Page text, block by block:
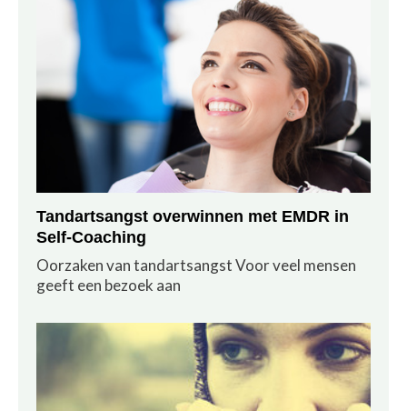
Tandartsangst overwinnen met EMDR in
Self-Coaching
Oorzaken van tandartsangst Voor veel mensen
geeft een bezoek aan